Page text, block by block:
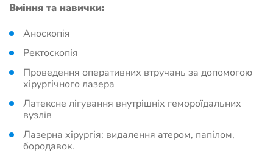
Вміння та навички:
Аноскопія
Ректоскопія
Проведення оперативних втручань за допомогою
хірургічного лазера
Латексне лігування внутрішніх гемороїдальних
вузлів
Лазерна хірургія: видалення атером, папілом,
бородавок.